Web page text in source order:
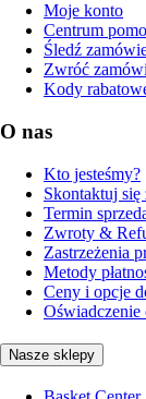
Moje konto
Centrum
Śledź
Zwróć
Kody
O nas
Kto jesteśmy?
Skontaktuj się
Termin
Zwroty &
Zastrzeżenia
Metody
Ceny i opcje
Oświadczenie
Nasze sklepy